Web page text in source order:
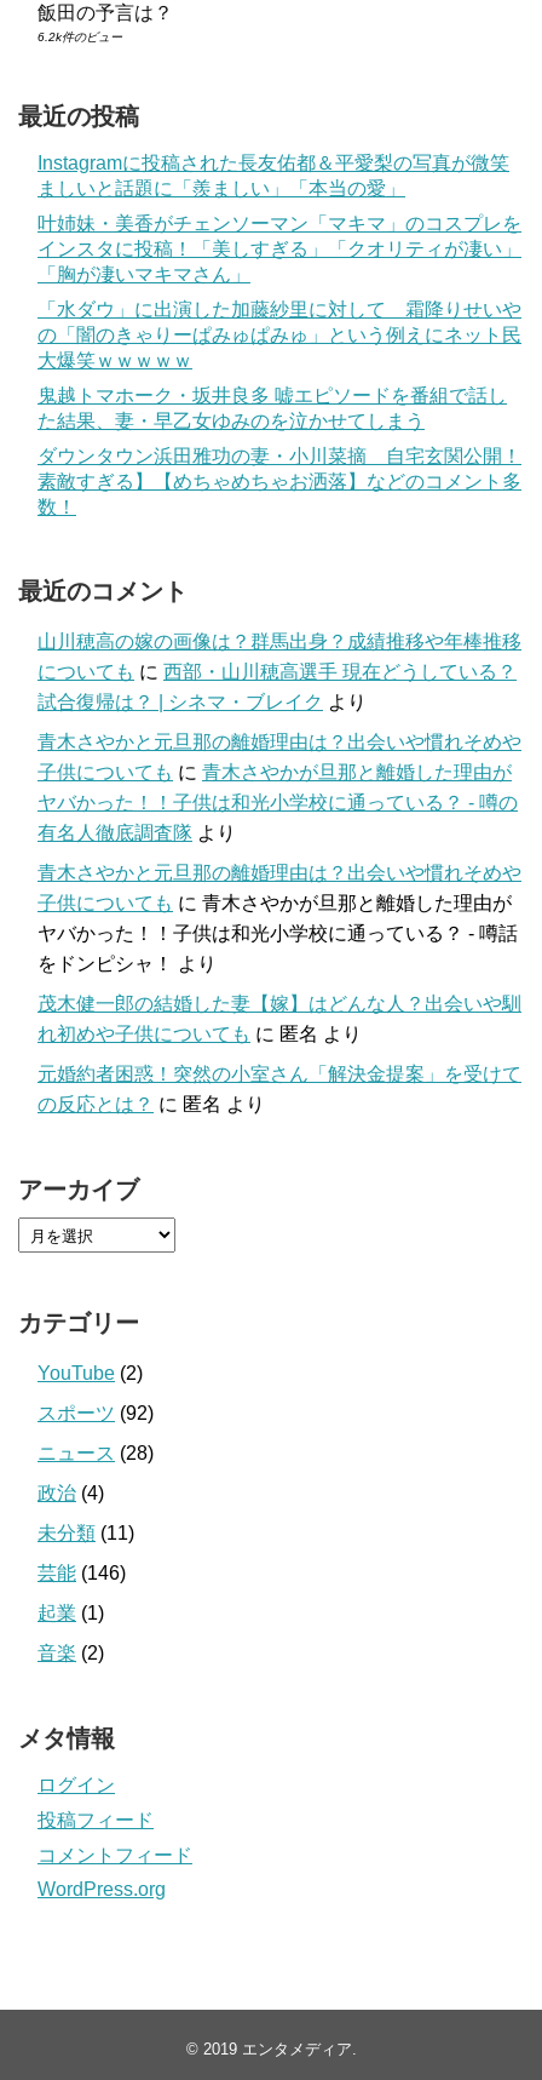
飯田の予言は？
6.2k件のビュー
最近の投稿
Instagramに投稿された長友佑都＆平愛梨の写真が微笑
ましいと話題に「羨ましい」「本当の愛」
叶姉妹・美香がチェンソーマン「マキマ」のコスプレを
インスタに投稿！「美しすぎる」「クオリティが凄い」
「胸が凄いマキマさん」
「水ダウ」に出演した加藤紗里に対して 霜降りせいや
の「闇のきゃりーぱみゅぱみゅ」という例えにネット民
大爆笑ｗｗｗｗｗ
鬼越トマホーク・坂井良多 嘘エピソードを番組で話し
た結果、妻・早乙女ゆみのを泣かせてしまう
ダウンタウン浜田雅功の妻・小川菜摘 自宅玄関公開！
素敵すぎる】【めちゃめちゃお洒落】などのコメント多
数！
最近のコメント
山川穂高の嫁の画像は？群馬出身？成績推移や年棒推移
についても に 西部・山川穂高選手 現在どうしている？
試合復帰は？ | シネマ・ブレイク より
青木さやかと元旦那の離婚理由は？出会いや慣れそめや
子供についても に 青木さやかが旦那と離婚した理由が
ヤバかった！！子供は和光小学校に通っている？ - 噂の
有名人徹底調査隊 より
青木さやかと元旦那の離婚理由は？出会いや慣れそめや
子供についても に 青木さやかが旦那と離婚した理由が
ヤバかった！！子供は和光小学校に通っている？ - 噂話
をドンピシャ！
より
茂木健一郎の結婚した妻【嫁】はどんな人？出会いや馴
れ初めや子供についても に 匿名 より
元婚約者困惑！突然の小室さん「解決金提案」を受けて
の反応とは？ に 匿名 より
アーカイブ
カテゴリー
YouTube (2)
スポーツ (92)
ニュース (28)
政治 (4)
未分類 (11)
芸能 (146)
起業 (1)
音楽 (2)
メタ情報
ログイン
投稿フィード
コメントフィード
WordPress.org
© 2019 エンタメディア.